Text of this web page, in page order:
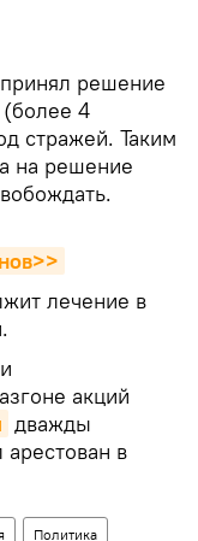
решение
(более 4
стражей. Таким
на решение
лечение в
акций
дважды
в
Политика